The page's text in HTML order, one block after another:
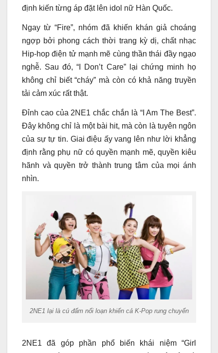
định kiến từng áp đặt lên idol nữ Hàn Quốc.
Ngay từ “Fire”, nhóm đã khiến khán giả choáng
ngợp bởi phong cách thời trang kỳ dị, chất nhạc
Hip-hop điện tử mạnh mẽ cùng thần thái đầy ngạo
nghễ. Sau đó, “I Don’t Care” lại chứng minh họ
không chỉ biết “cháy” mà còn có khả năng truyền
tải cảm xúc rất thật.
Đỉnh cao của 2NE1 chắc chắn là “I Am The Best”.
Đây không chỉ là một bài hit, mà còn là tuyên ngôn
của sự tự tin. Giai điệu ấy vang lên như lời khẳng
định rằng phụ nữ có quyền mạnh mẽ, quyền kiêu
hãnh và quyền trở thành trung tâm của mọi ánh
nhìn.
2NE1 lại là cú đấm nổi loạn khiến cả K-Pop rung chuyển
2NE1 đã góp phần phổ biến khái niệm “Girl